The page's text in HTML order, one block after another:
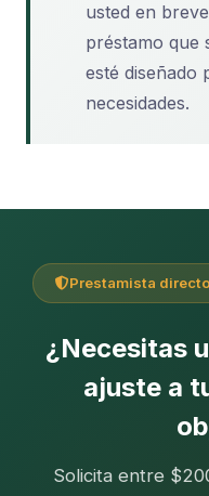
usted en
préstamo que
esté diseñado
necesidades.
Prestamista
¿Necesitas
ajuste a
Solicita entre